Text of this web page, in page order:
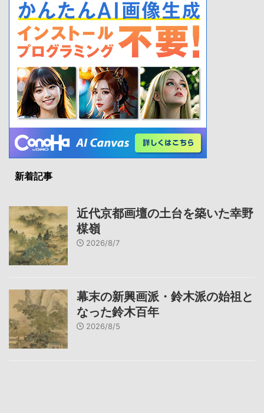
新着記事
近代京都画壇の土台を築いた幸野
楳嶺
2026/8/7
幕末の新興画派・鈴木派の始祖と
なった鈴木百年
2026/8/5